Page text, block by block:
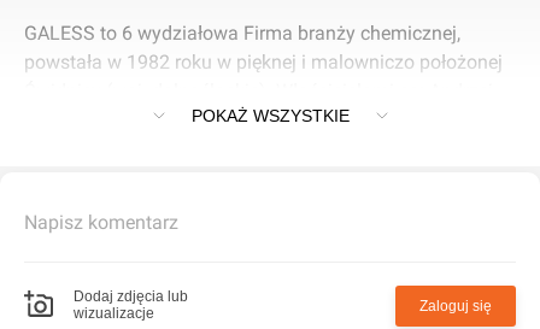
GALESS to 6 wydziałowa Firma branży chemicznej,
powstała w 1982 roku w pięknej i malowniczo położonej
Lepak-Przybyłowicz i Edward Szywała. W czerwcu 2004
do 250 osób . działalność: cynkownia ogniowa, usługi
mechaniczna elementów metalowych, produkcja
konstrukcji metalowych
POKAŻ WSZYSTKIE
Napisz komentarz
Dodaj zdjęcia lub
wizualizacje
Zaloguj się